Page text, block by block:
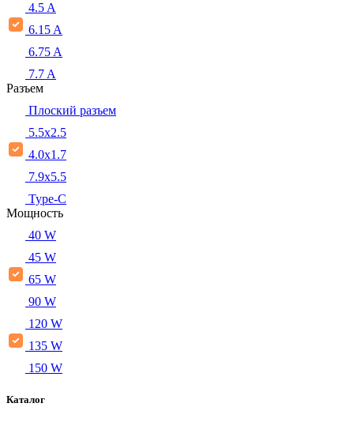
4.5 A
6.15 A
6.75 A
7.7 A
Разъем
Плоский разъем
5.5x2.5
4.0x1.7
7.9x5.5
Type-C
Мощность
40 W
45 W
65 W
90 W
120 W
135 W
150 W
Каталог